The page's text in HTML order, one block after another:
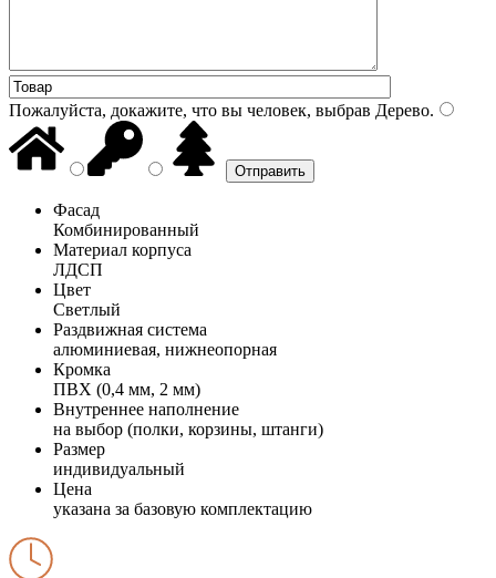
Пожалуйста, докажите, что вы человек, выбрав Дерево.
Фасад
Комбинированный
Материал корпуса
ЛДСП
Цвет
Светлый
Раздвижная система
алюминиевая, нижнеопорная
Кромка
ПВХ (0,4 мм, 2 мм)
Внутреннее наполнение
на выбор (полки, корзины, штанги)
Размер
индивидуальный
Цена
указана за базовую комплектацию